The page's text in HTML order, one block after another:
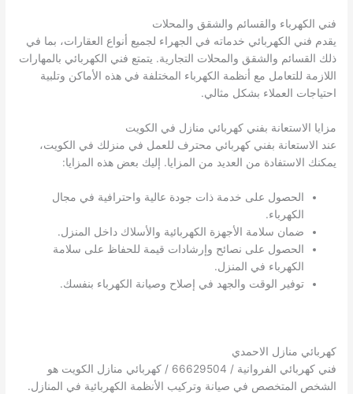
فني الكهرباء والقسائم والشقق والمحلات
يقدم فني الكهربائي خدماته في الجهراء لجميع أنواع العقارات، بما في
ذلك القسائم والشقق والمحلات التجارية. يتمتع فني الكهربائي بالمهارات
اللازمة للتعامل مع أنظمة الكهرباء المختلفة في هذه الأماكن وتلبية
احتياجات العملاء بشكل مثالي.
مزايا الاستعانة بفني كهربائي منازل في الكويت
عند الاستعانة بفني كهربائي محترف للعمل في منزلك في الكويت،
يمكنك الاستفادة من العديد من المزايا. إليك بعض هذه المزايا:
الحصول على خدمة ذات جودة عالية واحترافية في مجال
الكهرباء.
ضمان سلامة الأجهزة الكهربائية والأسلاك داخل المنزل.
الحصول على نصائح وإرشادات قيمة للحفاظ على سلامة
الكهرباء في المنزل.
توفير الوقت والجهد في إصلاح وصيانة الكهرباء بنفسك.
كهربائي منازل الاحمدي
فني كهربائي الفروانية / 66629504 / كهربائي منازل الكويت هو
الشخص المتخصص في صيانة وتركيب الأنظمة الكهربائية في المنازل.